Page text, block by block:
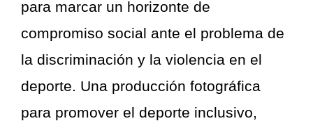
para marcar un horizonte de
compromiso social ante el problema de
la discriminación y la violencia en el
deporte. Una producción fotográfica
para promover el deporte inclusivo,